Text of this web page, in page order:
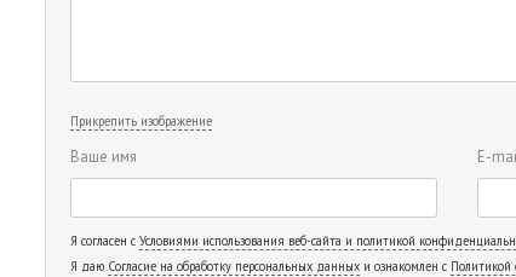
Прикрепить изображение
Ваше имя E-
Я согласен с Условиями использования веб-сайта и политикой
Я даю Согласие на обработку персональных данных и ознакомлен с Политикой